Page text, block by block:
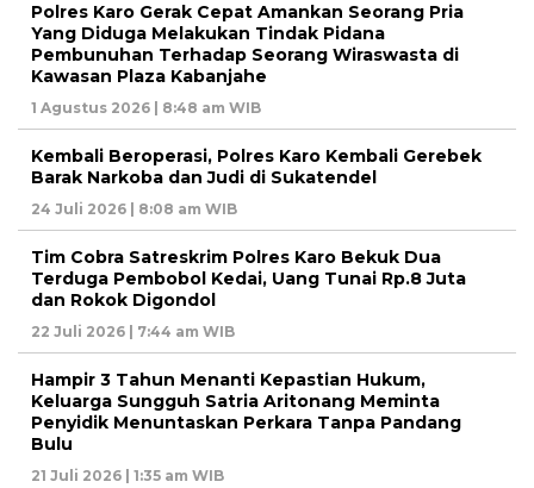
Polres Karo Gerak Cepat Amankan Seorang Pria
Yang Diduga Melakukan Tindak Pidana
Pembunuhan Terhadap Seorang Wiraswasta di
Kawasan Plaza Kabanjahe
1 Agustus 2026 | 8:48 am WIB
Kembali Beroperasi, Polres Karo Kembali Gerebek
Barak Narkoba dan Judi di Sukatendel
24 Juli 2026 | 8:08 am WIB
Tim Cobra Satreskrim Polres Karo Bekuk Dua
Terduga Pembobol Kedai, Uang Tunai Rp.8 Juta
dan Rokok Digondol
22 Juli 2026 | 7:44 am WIB
Hampir 3 Tahun Menanti Kepastian Hukum,
Keluarga Sungguh Satria Aritonang Meminta
Penyidik Menuntaskan Perkara Tanpa Pandang
Bulu
21 Juli 2026 | 1:35 am WIB